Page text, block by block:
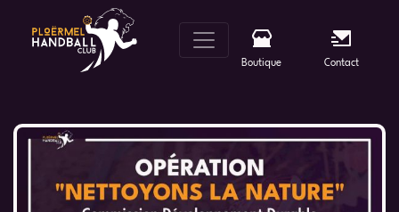
content
Boutique Contact